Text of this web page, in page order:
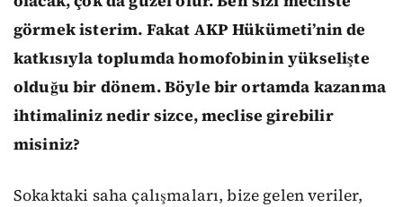
görmek isterim. Fakat AKP Hükümeti’nin de
katkısıyla toplumda homofobinin yükselişte
olduğu bir dönem. Böyle bir ortamda kazanma
ihtimaliniz nedir sizce, meclise girebilir
misiniz?
Sokaktaki saha çalışmaları, bize gelen veriler,